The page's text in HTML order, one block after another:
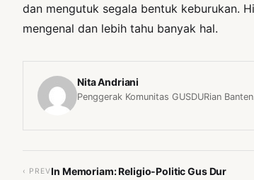
dan mengutuk segala bentuk keburukan.
mengenal dan lebih tahu banyak hal.
Nita Andriani
Penggerak Komunitas GUSDURian Banten.
‹ PREVIn Memoriam: Religio-Politic Gus Dur